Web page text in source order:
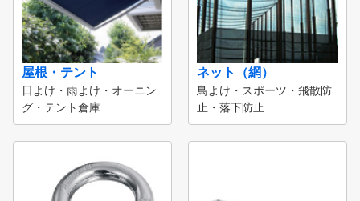
屋根・テント
日よけ・雨よけ・オーニン
グ・テント倉庫
ネット（網）
鳥よけ・スポーツ・飛散防
止・落下防止